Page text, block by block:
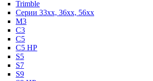
Trimble
Серии 33xx, 36xx, 56xx
M3
C3
C5
C5 HP
S5
S7
S9